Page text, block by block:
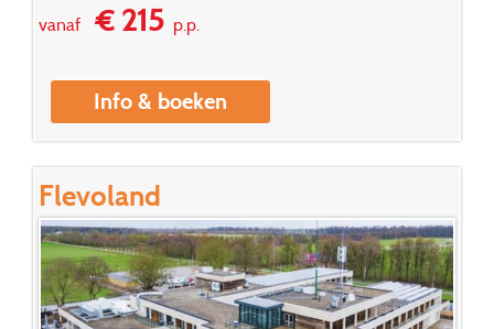
vanaf€ 215p.p.
Info & boeken
Flevoland